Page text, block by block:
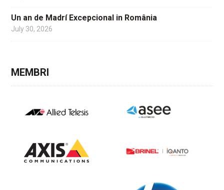
Un an de Madrí Excepcional in România
July 30, 2026
MEMBRI